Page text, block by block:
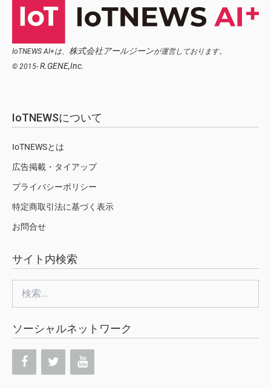
IoTNEWS AI+は、 株式会社アールジーンが運営しております。
© 2015- R.GENE,Inc.
IoTNEWSについて
IoTNEWSとは
広告掲載・タイアップ
プライバシーポリシー
特定商取引法に基づく表示
お問合せ
サイト内検索
索:
ソーシャルネットワーク